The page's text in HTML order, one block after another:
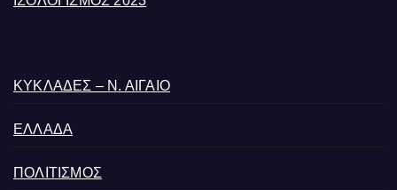
ΚΥΚΛΑΔΕΣ – Ν. ΑΙΓΑΙΟ
ΕΛΛΑΔΑ
ΠΟΛΙΤΙΣΜΟΣ